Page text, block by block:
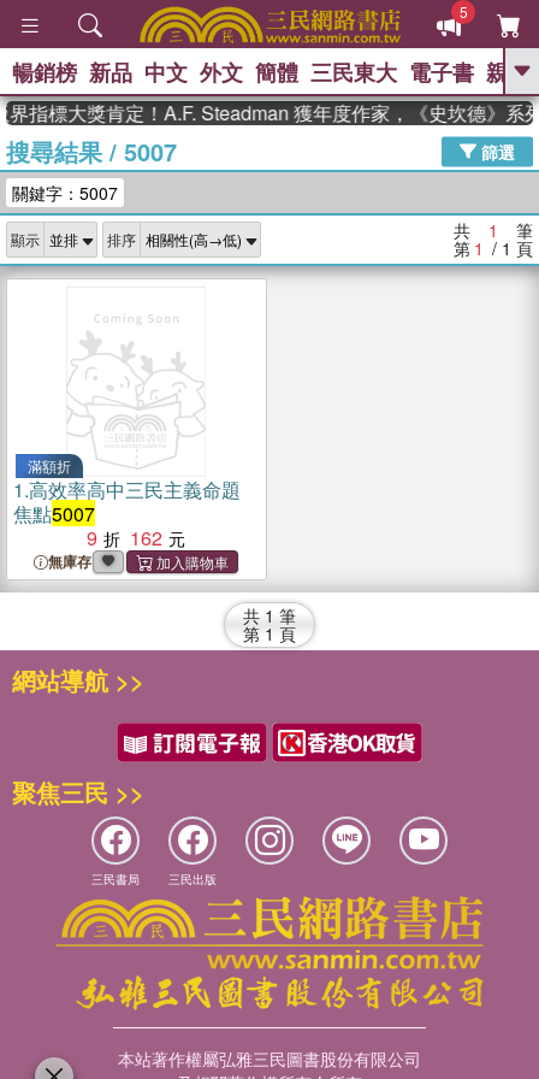
5
GO
高希均教授回憶錄
、 The Odyssey 、 父親節 、 如果歷
獎 臺灣漫遊錄 、 方念華 、 台灣的李
登輝時代
數學女孩：黎曼猜想 、
偉大的迷走神經
暢銷榜 新品 中文 外文 簡體 三民東大 電子書 親子
指標大獎肯定！A.F. Steadman 獲年度作家，《史坎德》系
搜尋結果/ 5007
篩選
關鍵字：5007
顯示 排序 共 1 筆
第 1 / 1 頁
滿額折
1.高效率高中三民主義命題
焦點5007
9
162
無庫存
共 1 筆
第 1 頁
網站導航 >>
聚焦三民 >>
三民書局 三民出版
本站著作權屬弘雅三民圖書股份有限公司